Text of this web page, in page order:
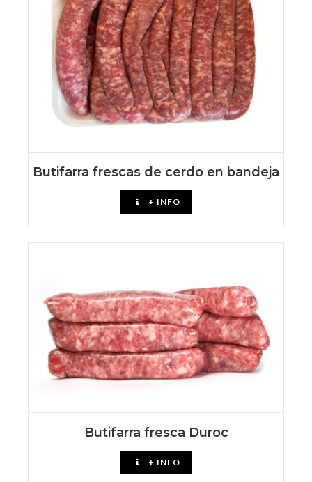
Butifarra frescas de cerdo en bandeja
+ INFO
Butifarra fresca Duroc
+ INFO